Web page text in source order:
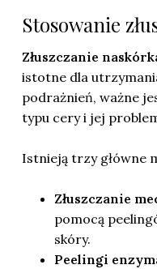
Stosowanie
Złuszczanie
istotne dla
podrażnień, ważne
typu cery i jej
Istnieją trzy główne
Złuszczanie
pomocą
skóry.
Peelingi